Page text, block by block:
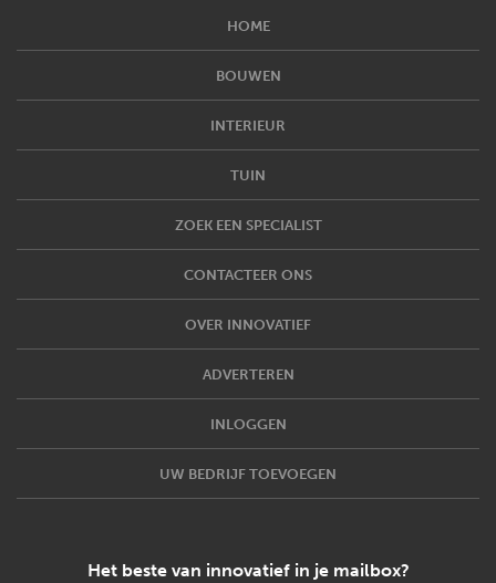
HOME
BOUWEN
INTERIEUR
TUIN
ZOEK EEN SPECIALIST
CONTACTEER ONS
OVER INNOVATIEF
ADVERTEREN
INLOGGEN
UW BEDRIJF TOEVOEGEN
Het beste van innovatief in je mailbox?